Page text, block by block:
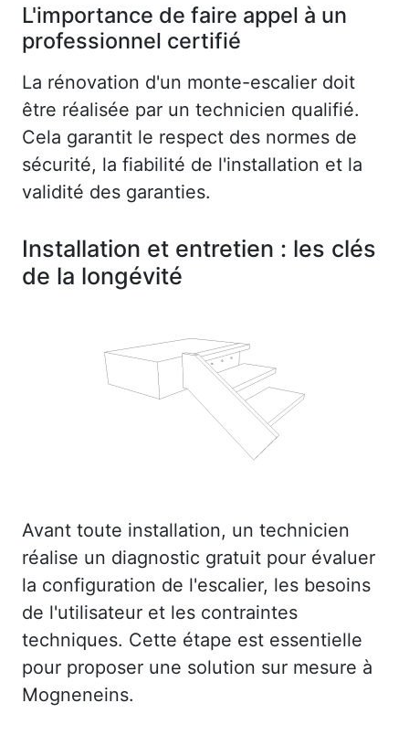
L'importance de faire appel à un
professionnel certifié
La rénovation d'un monte-escalier doit
être réalisée par un technicien qualifié.
Cela garantit le respect des normes de
sécurité, la fiabilité de l'installation et la
validité des garanties.
Installation et entretien : les clés
de la longévité
Avant toute installation, un technicien
réalise un diagnostic gratuit pour évaluer
la configuration de l'escalier, les besoins
de l'utilisateur et les contraintes
techniques. Cette étape est essentielle
pour proposer une solution sur mesure à
Mogneneins.